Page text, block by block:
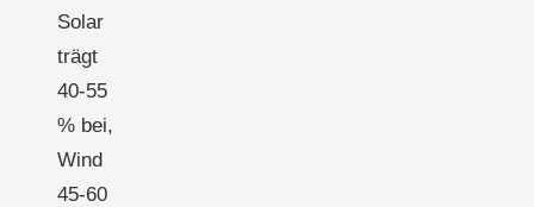
Solar
trägt
40-55
% bei,
Wind
45-60